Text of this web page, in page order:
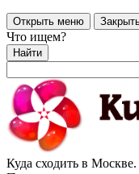
Открыть меню
Что ищем?
Найти
Куда сходить в